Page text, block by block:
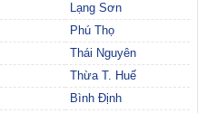
Lạng Sơn
Phú Thọ
Thái Nguyên
Thừa T. Huế
Bình Định